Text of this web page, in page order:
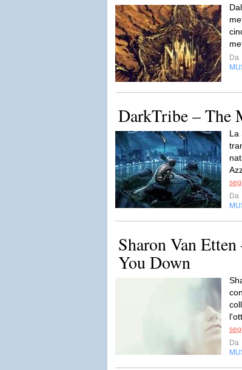
Da
DarkTribe – The
La
Da
Sharon Van
You Down
Da